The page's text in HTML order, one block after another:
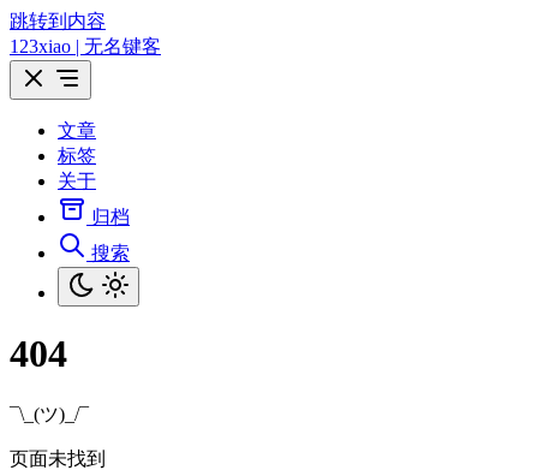
跳转到内容
123xiao | 无名键客
文章
标签
关于
归档
搜索
404
¯\_(ツ)_/¯
页面未找到